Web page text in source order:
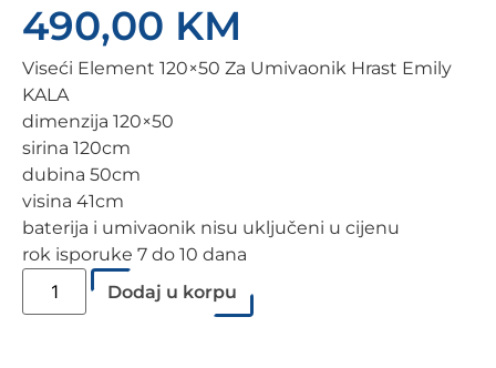
490,00 KM
Viseći Element 120×50 Za Umivaonik Hrast Emily
KALA
dimenzija 120×50
sirina 120cm
dubina 50cm
visina 41cm
baterija i umivaonik nisu uključeni u cijenu
rok isporuke 7 do 10 dana
Dodaj u korpu